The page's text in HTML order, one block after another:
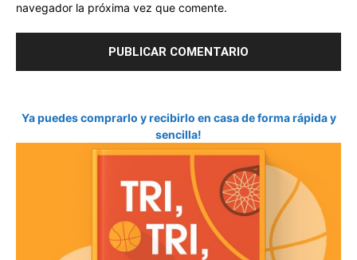
navegador la próxima vez que comente.
Ya puedes comprarlo y recibirlo en casa de forma rápida y
sencilla!